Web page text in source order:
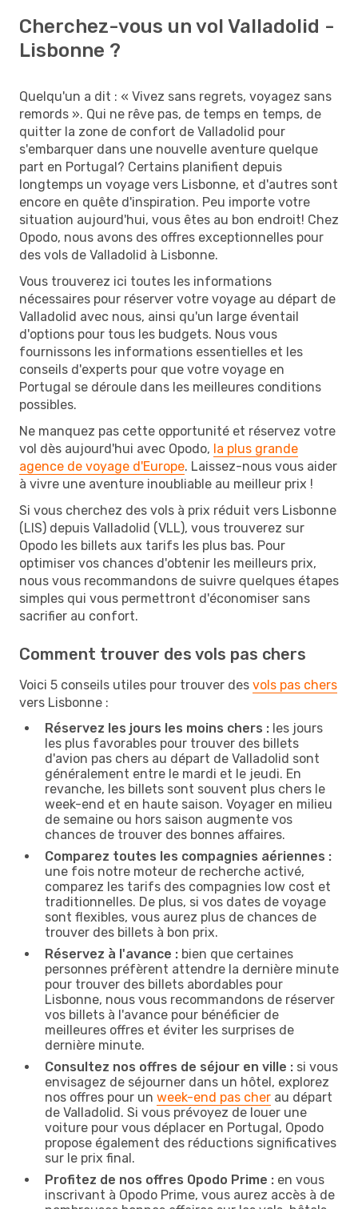
Cherchez-vous un vol Valladolid -
Lisbonne ?
Quelqu'un a dit : « Vivez sans regrets, voyagez sans
remords ». Qui ne rêve pas, de temps en temps, de
quitter la zone de confort de Valladolid pour
s'embarquer dans une nouvelle aventure quelque
part en Portugal? Certains planifient depuis
longtemps un voyage vers Lisbonne, et d'autres sont
encore en quête d'inspiration. Peu importe votre
situation aujourd'hui, vous êtes au bon endroit! Chez
Opodo, nous avons des offres exceptionnelles pour
des vols de Valladolid à Lisbonne.
Vous trouverez ici toutes les informations
nécessaires pour réserver votre voyage au départ de
Valladolid avec nous, ainsi qu'un large éventail
d'options pour tous les budgets. Nous vous
fournissons les informations essentielles et les
conseils d'experts pour que votre voyage en
Portugal se déroule dans les meilleures conditions
possibles.
Ne manquez pas cette opportunité et réservez votre
vol dès aujourd'hui avec Opodo, la plus grande
agence de voyage d'Europe. Laissez-nous vous aider
à vivre une aventure inoubliable au meilleur prix !
Si vous cherchez des vols à prix réduit vers Lisbonne
(LIS) depuis Valladolid (VLL), vous trouverez sur
Opodo les billets aux tarifs les plus bas. Pour
optimiser vos chances d'obtenir les meilleurs prix,
nous vous recommandons de suivre quelques étapes
simples qui vous permettront d'économiser sans
sacrifier au confort.
Comment trouver des vols pas chers
Voici 5 conseils utiles pour trouver des vols pas chers
vers Lisbonne :
Réservez les jours les moins chers : les jours
les plus favorables pour trouver des billets
d'avion pas chers au départ de Valladolid sont
généralement entre le mardi et le jeudi. En
revanche, les billets sont souvent plus chers le
week-end et en haute saison. Voyager en milieu
de semaine ou hors saison augmente vos
chances de trouver des bonnes affaires.
Comparez toutes les compagnies aériennes :
une fois notre moteur de recherche activé,
comparez les tarifs des compagnies low cost et
traditionnelles. De plus, si vos dates de voyage
sont flexibles, vous aurez plus de chances de
trouver des billets à bon prix.
Réservez à l'avance : bien que certaines
personnes préfèrent attendre la dernière minute
pour trouver des billets abordables pour
Lisbonne, nous vous recommandons de réserver
vos billets à l'avance pour bénéficier de
meilleures offres et éviter les surprises de
dernière minute.
Consultez nos offres de séjour en ville : si vous
envisagez de séjourner dans un hôtel, explorez
nos offres pour un week-end pas cher au départ
de Valladolid. Si vous prévoyez de louer une
voiture pour vous déplacer en Portugal, Opodo
propose également des réductions significatives
sur le prix final.
Profitez de nos offres Opodo Prime : en vous
inscrivant à Opodo Prime, vous aurez accès à de